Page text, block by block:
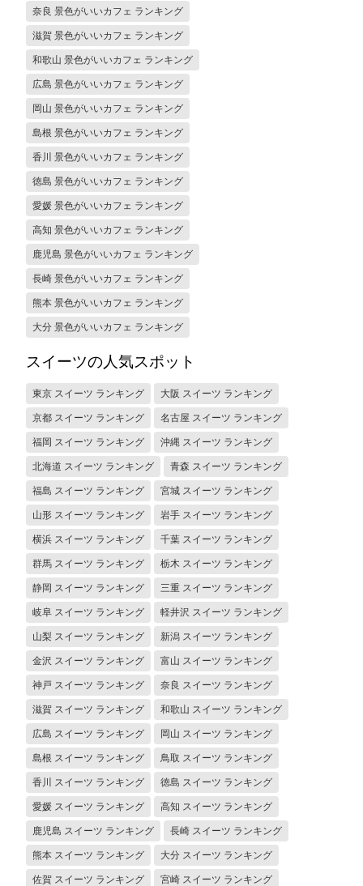
奈良 景色がいいカフェ ランキング
滋賀 景色がいいカフェ ランキング
和歌山 景色がいいカフェ ランキング
広島 景色がいいカフェ ランキング
岡山 景色がいいカフェ ランキング
島根 景色がいいカフェ ランキング
香川 景色がいいカフェ ランキング
徳島 景色がいいカフェ ランキング
愛媛 景色がいいカフェ ランキング
高知 景色がいいカフェ ランキング
鹿児島 景色がいいカフェ ランキング
長崎 景色がいいカフェ ランキング
熊本 景色がいいカフェ ランキング
大分 景色がいいカフェ ランキング
スイーツの人気スポット
東京 スイーツ ランキング 大阪 スイーツ ランキング
京都 スイーツ ランキング 名古屋 スイーツ ランキング
福岡 スイーツ ランキング 沖縄 スイーツ ランキング
北海道 スイーツ ランキング 青森 スイーツ ランキング
福島 スイーツ ランキング 宮城 スイーツ ランキング
山形 スイーツ ランキング 岩手 スイーツ ランキング
横浜 スイーツ ランキング 千葉 スイーツ ランキング
群馬 スイーツ ランキング 栃木 スイーツ ランキング
静岡 スイーツ ランキング 三重 スイーツ ランキング
岐阜 スイーツ ランキング 軽井沢 スイーツ ランキング
山梨 スイーツ ランキング 新潟 スイーツ ランキング
金沢 スイーツ ランキング 富山 スイーツ ランキング
神戸 スイーツ ランキング 奈良 スイーツ ランキング
滋賀 スイーツ ランキング 和歌山 スイーツ ランキング
広島 スイーツ ランキング 岡山 スイーツ ランキング
島根 スイーツ ランキング 鳥取 スイーツ ランキング
香川 スイーツ ランキング 徳島 スイーツ ランキング
愛媛 スイーツ ランキング 高知 スイーツ ランキング
鹿児島 スイーツ ランキング 長崎 スイーツ ランキング
熊本 スイーツ ランキング 大分 スイーツ ランキング
佐賀 スイーツ ランキング 宮崎 スイーツ ランキング